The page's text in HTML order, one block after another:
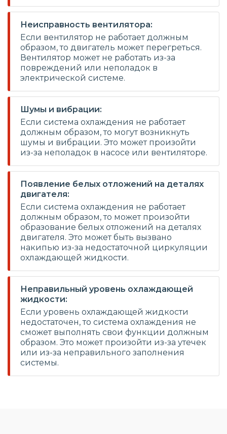
Неисправность вентилятора:
Если вентилятор не работает должным
образом, то двигатель может перегреться.
Вентилятор может не работать из-за
повреждений или неполадок в
электрической системе.
Шумы и вибрации:
Если система охлаждения не работает
должным образом, то могут возникнуть
шумы и вибрации. Это может произойти
из-за неполадок в насосе или вентиляторе.
Появление белых отложений на деталях
двигателя:
Если система охлаждения не работает
должным образом, то может произойти
образование белых отложений на деталях
двигателя. Это может быть вызвано
накипью из-за недостаточной циркуляции
охлаждающей жидкости.
Неправильный уровень охлаждающей
жидкости:
Если уровень охлаждающей жидкости
недостаточен, то система охлаждения не
сможет выполнять свои функции должным
образом. Это может произойти из-за утечек
или из-за неправильного заполнения
системы.